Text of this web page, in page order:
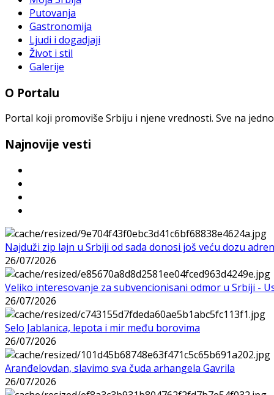
Putovanja
Gastronomija
Ljudi i dogadjaji
Život i stil
Galerije
O Portalu
Portal koji promoviše Srbiju i njene vrednosti. Sve na
Najnovije vesti
Najduži zip lajn u Srbiji od sada donosi još veću dozu
26/07/2026
Veliko interesovanje za subvencionisani odmor u Srbiji -
26/07/2026
Selo Jablanica, lepota i mir među borovima
26/07/2026
Aranđelovdan, slavimo sva čuda arhangela Gavrila
26/07/2026